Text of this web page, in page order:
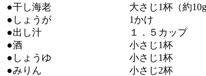
●干し海老
●しょうが
●出し汁
●酒
●しょうゆ
●みりん
大さじ1杯（約10g
1かけ
１．５カップ
小さじ1杯
小さじ1杯
小さじ2杯